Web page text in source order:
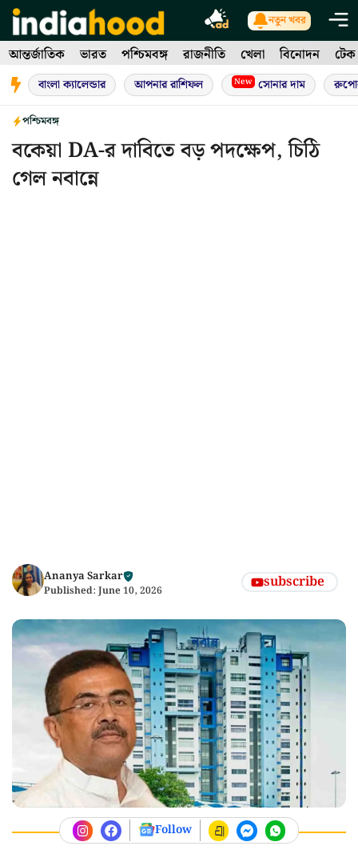
Skip
to
content
নতুন খবর
আন্তর্জাতিক ভারত পশ্চিমবঙ্গ রাজনীতি খেলা বিনোদন টেক
বাংলা ক্যালেন্ডার আপনার রাশিফল New সোনার দাম
পশ্চিমবঙ্গ
বকেয়া DA-র দাবিতে বড় পদক্ষেপ, চিঠি
গেল নবান্নে
Ananya Sarkar
Published: June 10, 2026 subscribe
Follow